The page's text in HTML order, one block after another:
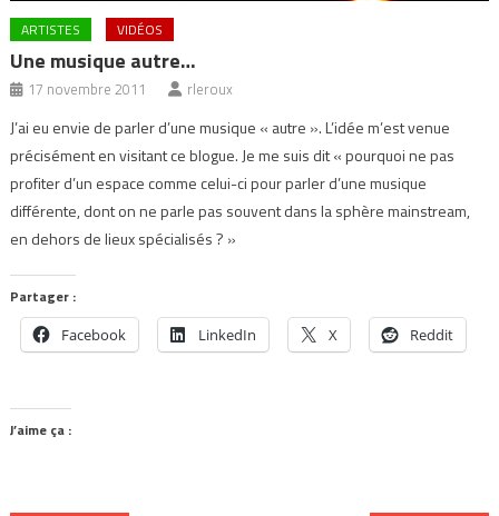
ARTISTES VIDÉOS
Une musique autre…
17 novembre 2011 rleroux
J’ai eu envie de parler d’une musique « autre ». L’idée m’est venue
précisément en visitant ce blogue. Je me suis dit « pourquoi ne pas
profiter d’un espace comme celui-ci pour parler d’une musique
différente, dont on ne parle pas souvent dans la sphère mainstream,
en dehors de lieux spécialisés ? »
Partager :
Facebook LinkedIn X Reddit
J’aime ça :